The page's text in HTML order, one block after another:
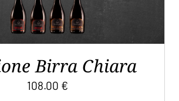
Birra Chiara
108.00 €